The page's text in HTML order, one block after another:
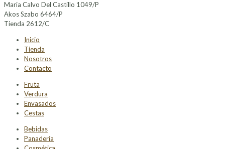
Maria Calvo Del Castillo 1049/P
Akos Szabo 6464/P
Tienda 2612/C
Inicio
Tienda
Nosotros
Contacto
Fruta
Verdura
Envasados
Cestas
Bebidas
Panadería